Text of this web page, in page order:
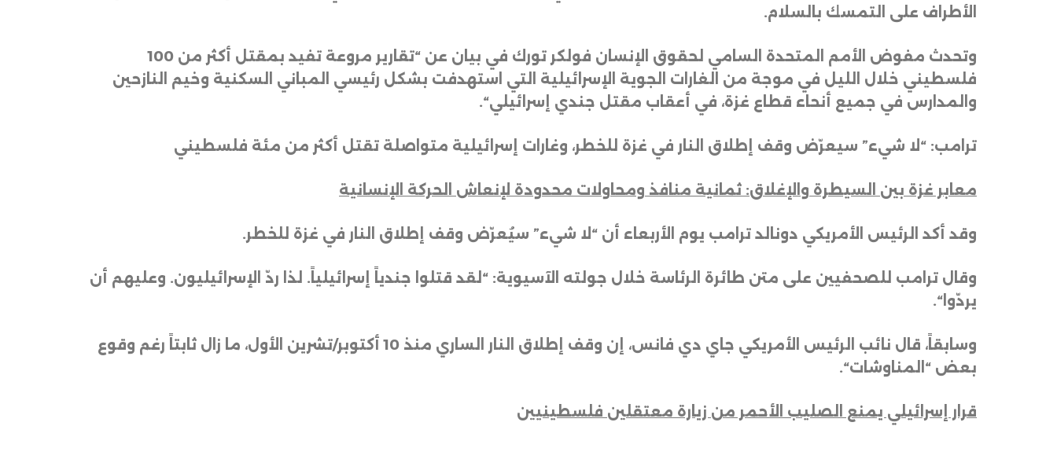
الأطراف على التمسك بالسلام.
وتحدث مفوض الأمم المتحدة السامي لحقوق الإنسان فولكر تورك في بيان عن “تقارير مروعة تفيد بمقتل أكثر من 100
فلسطيني خلال الليل في موجة من الغارات الجوية الإسرائيلية التي استهدفت بشكل رئيسي المباني السكنية وخيم النازحين
والمدارس في جميع أنحاء قطاع غزة، في أعقاب مقتل جندي إسرائيلي“.
ترامب: “لا شيء” سيعرّض وقف إطلاق النار في غزة للخطر، وغارات إسرائيلية متواصلة تقتل أكثر من مئة فلسطيني
معابر غزة بين السيطرة والإغلاق: ثمانية منافذ ومحاولات محدودة لإنعاش الحركة الإنسانية
وقد أكد الرئيس الأمريكي دونالد ترامب يوم الأربعاء أن “لا شيء” سيُعرّض وقف إطلاق النار في غزة للخطر.
وقال ترامب للصحفيين على متن طائرة الرئاسة خلال جولته الآسيوية: “لقد قتلوا جندياً إسرائيلياً. لذا ردّ الإسرائيليون. وعليهم أن
يردّوا “.
وسابقاً، قال نائب الرئيس الأمريكي جاي دي فانس، إن وقف إطلاق النار الساري منذ 10 أكتوبر/تشرين الأول، ما زال ثابتاً رغم وقوع
بعض “المناوشات“.
قرار إسرائيلي يمنع الصليب الأحمر من زيارة معتقلين فلسطينيين